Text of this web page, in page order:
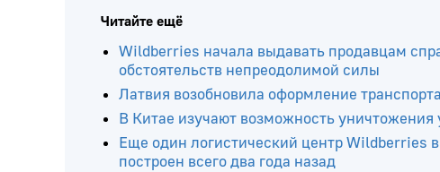
Читайте ещё
Wildberries начала выдавать продавцам
обстоятельств непреодолимой силы
Латвия возобновила оформление
В Китае изучают возможность
Еще один логистический центр Wildberries
построен всего два года назад